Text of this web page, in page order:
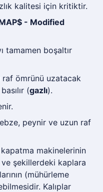
kalitesi için kritiktir.
- Modified
tamamen boşaltır
raf ömrünü uzatacak
(gazlı).
peynir ve uzun raf
makinelerinin
şekillerdeki kaplara
(mühürleme
Kalıplar